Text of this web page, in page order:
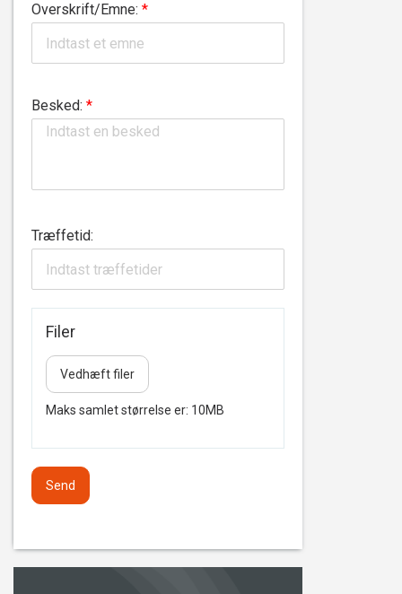
Overskrift/Emne: *
Besked: *
Træffetid:
Filer
Vedhæft filer
Maks samlet størrelse er: 10MB
Send